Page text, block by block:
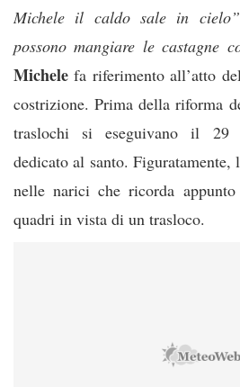
Michele il caldo sale in
possono mangiare le castagne
Michele fa riferimento all’atto
costrizione. Prima della riforma
traslochi si eseguivano il 29
dedicato al santo.
nelle narici che ricorda
quadri in vista di un trasloco.